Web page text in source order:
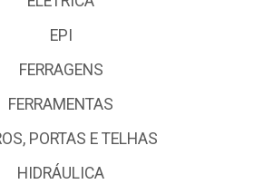
EPI
FERRAGENS
FERRAMENTAS
PORTAS E TELHAS
HIDRÁULICA